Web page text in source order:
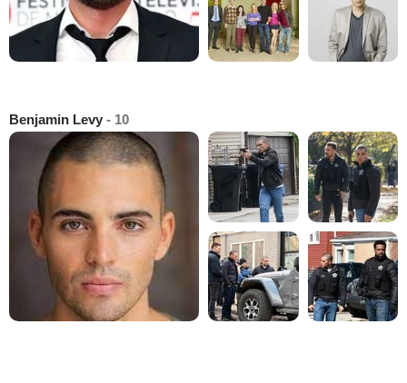
Benjamin Levy - 10